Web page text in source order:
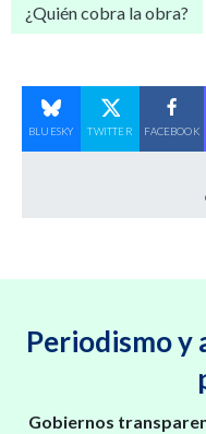
¿Quién cobra la obra?
BLUESKY TWITTER FACEBOOK
Periodismo y
Gobiernos